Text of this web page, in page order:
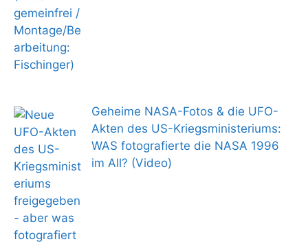
Geheime NASA-Fotos & die UFO-
Akten des US-Kriegsministeriums:
WAS fotografierte die NASA 1996
im All? (Video)